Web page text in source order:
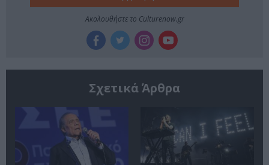
Ακολουθήστε το Culturenow.gr
Σχετικά Άρθρα